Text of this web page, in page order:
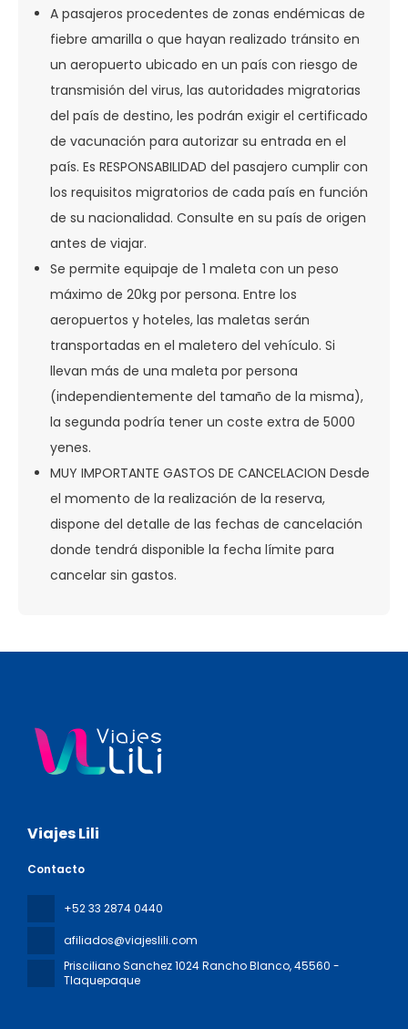
A pasajeros procedentes de zonas endémicas de
fiebre amarilla o que hayan realizado tránsito en
un aeropuerto ubicado en un país con riesgo de
transmisión del virus, las autoridades migratorias
del país de destino, les podrán exigir el certificado
de vacunación para autorizar su entrada en el
país. Es RESPONSABILIDAD del pasajero cumplir con
los requisitos migratorios de cada país en función
de su nacionalidad. Consulte en su país de origen
antes de viajar.
Se permite equipaje de 1 maleta con un peso
máximo de 20kg por persona. Entre los
aeropuertos y hoteles, las maletas serán
transportadas en el maletero del vehículo. Si
llevan más de una maleta por persona
(independientemente del tamaño de la misma),
la segunda podría tener un coste extra de 5000
yenes.
MUY IMPORTANTE GASTOS DE CANCELACION Desde
el momento de la realización de la reserva,
dispone del detalle de las fechas de cancelación
donde tendrá disponible la fecha límite para
cancelar sin gastos.
Viajes Lili
Contacto
+52 33 2874 0440
afiliados@viajeslili.com
Prisciliano Sanchez 1024 Rancho Blanco, 45560 -
Tlaquepaque